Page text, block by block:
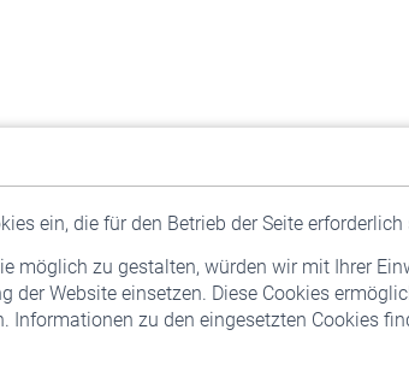
ein, die für den Betrieb der Seite erforderlich
möglich zu gestalten, würden wir mit Ihrer
der Website einsetzen. Diese Cookies
Informationen zu den eingesetzten Cookies